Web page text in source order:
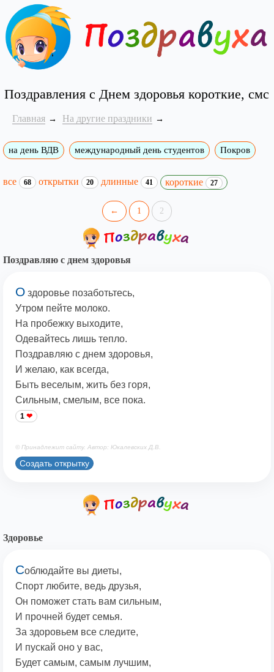
Поздравления с Днем здоровья короткие, смс
Главная На другие праздники
на день ВДВ международный день студентов Покров
все 68 открытки 20 длинные 41 короткие 27
← 1 2
Поздравляю с днем здоровья
О здоровье позаботьтесь,
Утром пейте молоко.
На пробежку выходите,
Одевайтесь лишь тепло.
Поздравляю с днем здоровья,
И желаю, как всегда,
Быть веселым, жить без горя,
Сильным, смелым, все пока.
1
© Принадлежит сайту. Автор: Юкалевских Д.В.
Создать открытку
Здоровье
Соблюдайте вы диеты,
Спорт любите, ведь друзья,
Он поможет стать вам сильным,
И прочней будет семья.
За здоровьем все следите,
И пускай оно у вас,
Будет самым, самым лучшим,